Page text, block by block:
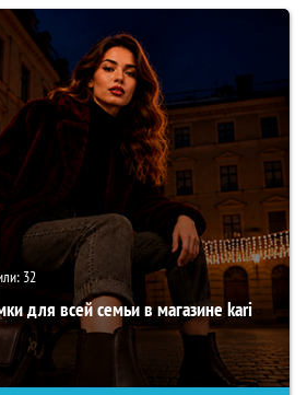
32
для всей семьи в магазине kari